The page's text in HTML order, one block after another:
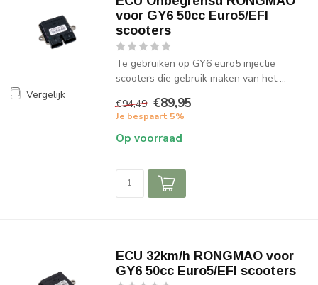
Vergelijk
voor GY6 50cc Euro5/EFI
scooters
Te gebruiken op GY6 euro5 injectie
scooters die gebruik maken van het ...
€94,49 €89,95
Je bespaart 5%
Op voorraad
ECU 32km/h RONGMAO voor
GY6 50cc Euro5/EFI scooters